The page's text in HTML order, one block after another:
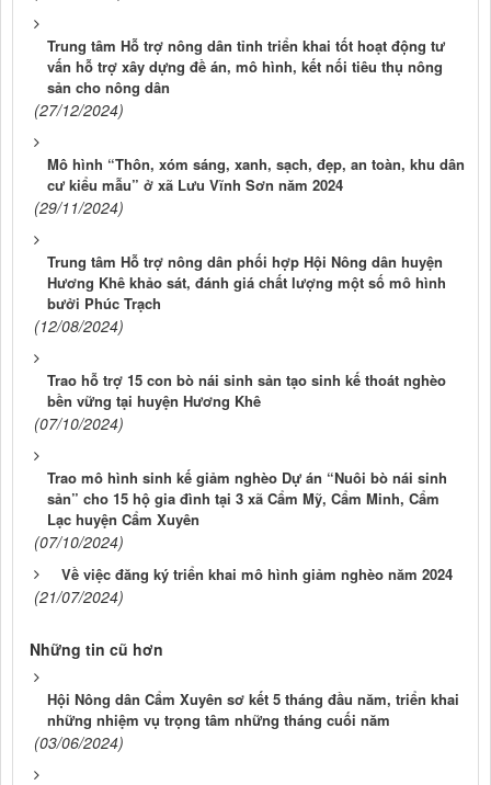
Trung tâm Hỗ trợ nông dân tỉnh triển khai tốt hoạt động tư
vấn hỗ trợ xây dựng đề án, mô hình, kết nối tiêu thụ nông
sản cho nông dân
(27/12/2024)
Mô hình “Thôn, xóm sáng, xanh, sạch, đẹp, an toàn, khu dân
cư kiểu mẫu” ở xã Lưu Vĩnh Sơn năm 2024
(29/11/2024)
Trung tâm Hỗ trợ nông dân phối hợp Hội Nông dân huyện
Hương Khê khảo sát, đánh giá chất lượng một số mô hình
bưởi Phúc Trạch
(12/08/2024)
Trao hỗ trợ 15 con bò nái sinh sản tạo sinh kế thoát nghèo
bền vững tại huyện Hương Khê
(07/10/2024)
Trao mô hình sinh kế giảm nghèo Dự án “Nuôi bò nái sinh
sản” cho 15 hộ gia đình tại 3 xã Cẩm Mỹ, Cẩm Minh, Cẩm
Lạc huyện Cẩm Xuyên
(07/10/2024)
Về việc đăng ký triển khai mô hình giảm nghèo năm 2024
(21/07/2024)
Những tin cũ hơn
Hội Nông dân Cẩm Xuyên sơ kết 5 tháng đầu năm, triển khai
những nhiệm vụ trọng tâm những tháng cuối năm
(03/06/2024)